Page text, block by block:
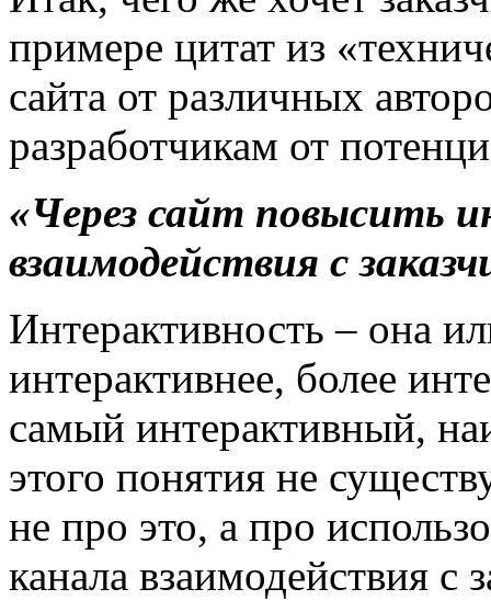
примере цитат из
сайта от различных
разработчикам от
«Через сайт повысить
взаимодействия с
Интерактивность – она
интерактивнее, более
самый интерактивный,
этого понятия не
не про это, а про
канала взаимодействия с